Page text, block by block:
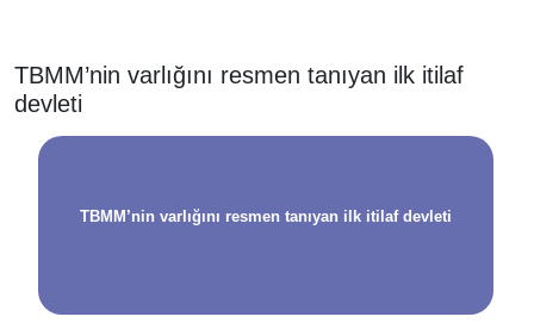
TBMM’nin varlığını resmen tanıyan ilk itilaf
devleti
TBMM’nin varlığını resmen tanıyan ilk itilaf devleti